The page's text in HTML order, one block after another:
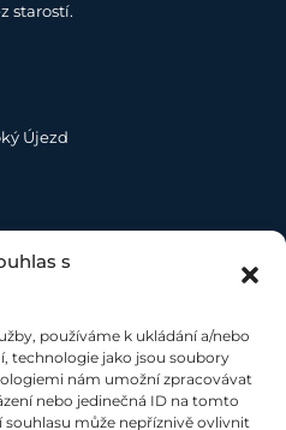
s
používáme k ukládání a/nebo
technologie jako jsou soubory
nám umožní zpracovávat
nebo jedinečná ID na tomto
může nepříznivě ovlivnit
starostí.
Újezd